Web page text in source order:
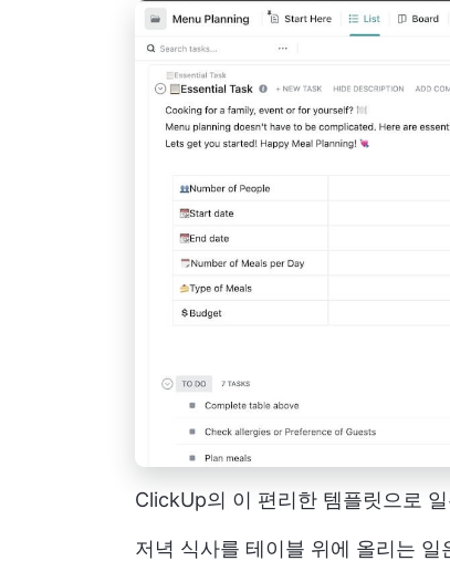
ClickUp의 이 편리한 템플릿으로
저녁 식사를 테이블 위에 올리는